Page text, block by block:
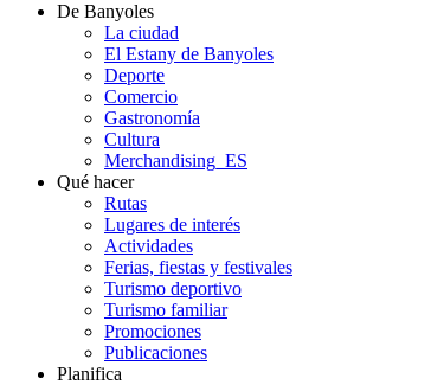
De Banyoles
La ciudad
El Estany de Banyoles
Deporte
Comercio
Gastronomía
Cultura
Merchandising_ES
Qué hacer
Rutas
Lugares de interés
Actividades
Ferias, fiestas y festivales
Turismo deportivo
Turismo familiar
Promociones
Publicaciones
Planifica